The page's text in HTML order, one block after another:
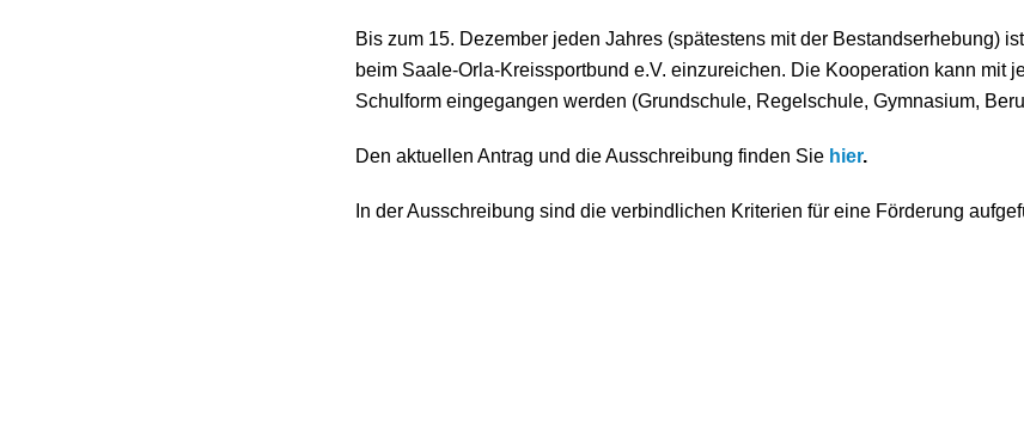
Bis zum 15. Dezember jeden Jahres (spätestens mit der Bestandserhebung)
beim Saale-Orla-Kreissportbund e.V. einzureichen. Die Kooperation kann mit
Schulform eingegangen werden (Grundschule, Regelschule, Gymnasium,
Den aktuellen Antrag und die Ausschreibung finden Sie hier.
In der Ausschreibung sind die verbindlichen Kriterien für eine Förderung